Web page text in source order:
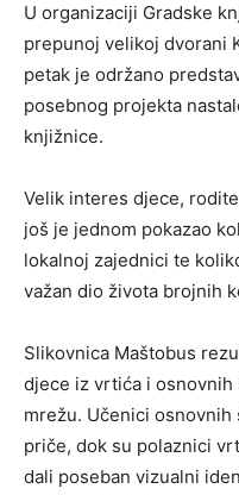
U organizaciji Gradske
prepunoj velikoj dvorani
petak je održano
posebnog projekta
knjižnice.
Velik interes djece,
još je jednom pokazao
lokalnoj zajednici te
važan dio života brojnih
Slikovnica Maštobus
djece iz vrtića i
mrežu. Učenici
priče, dok su polaznici
dali poseban vizualni